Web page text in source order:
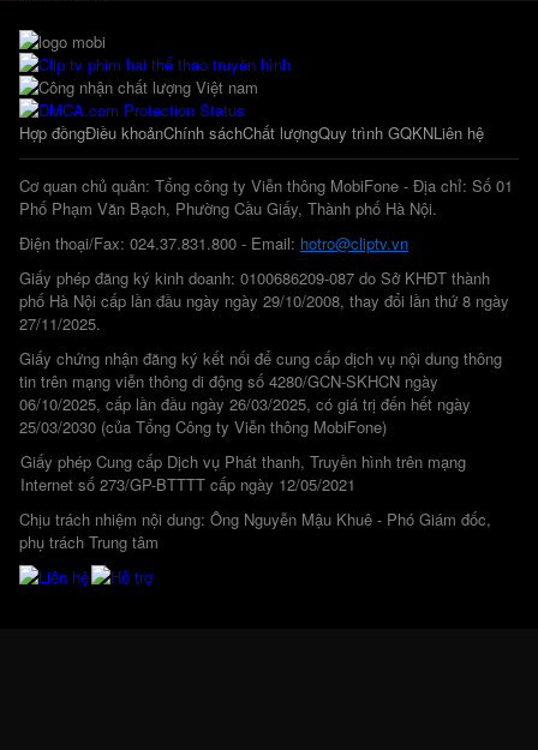
Hợp đồngĐiều khoảnChính sáchChất lượngQuy trình GQKNLiên hệ
Cơ quan chủ quản: Tổng công ty Viễn thông MobiFone - Địa chỉ: Số 01
Phố Phạm Văn Bạch, Phường Cầu Giấy, Thành phố Hà Nội.
Điện thoại/Fax: 024.37.831.800 - Email: hotro@cliptv.vn
Giấy phép đăng ký kinh doanh: 0100686209-087 do Sở KHĐT thành
phố Hà Nội cấp lần đầu ngày ngày 29/10/2008, thay đổi lần thứ 8 ngày
27/11/2025.
Giấy chứng nhận đăng ký kết nối để cung cấp dịch vụ nội dung thông
tin trên mạng viễn thông di động số 4280/GCN-SKHCN ngày
06/10/2025, cấp lần đầu ngày 26/03/2025, có giá trị đến hết ngày
25/03/2030 (của Tổng Công ty Viễn thông MobiFone)
Giấy phép Cung cấp Dịch vụ Phát thanh, Truyền hình trên mạng
Internet số 273/GP-BTTTT cấp ngày 12/05/2021
Chịu trách nhiệm nội dung: Ông Nguyễn Mậu Khuê - Phó Giám đốc,
phụ trách Trung tâm